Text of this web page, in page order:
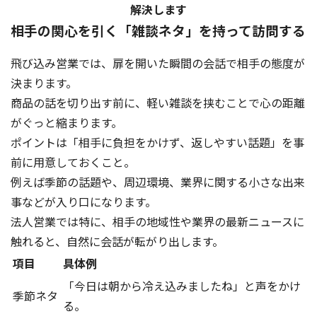
解決します
相手の関心を引く「雑談ネタ」を持って訪問する
飛び込み営業では、扉を開いた瞬間の会話で相手の態度が
決まります。
商品の話を切り出す前に、軽い雑談を挟むことで心の距離
がぐっと縮まります。
ポイントは「相手に負担をかけず、返しやすい話題」を事
前に用意しておくこと。
例えば季節の話題や、周辺環境、業界に関する小さな出来
事などが入り口になります。
法人営業では特に、相手の地域性や業界の最新ニュースに
触れると、自然に会話が転がり出します。
項目
具体例
季節ネタ
「今日は朝から冷え込みましたね」と声をかけ
る。